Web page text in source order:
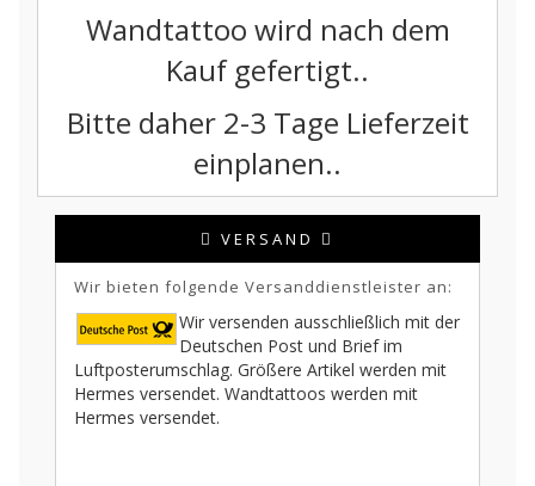
Wandtattoo wird nach dem
Kauf gefertigt..
Bitte daher 2-3 Tage Lieferzeit
einplanen..
VERSAND
Wir bieten folgende Versanddienstleister an:
Wir versenden ausschließlich mit der
Deutschen Post und Brief im
Luftposterumschlag. Größere Artikel werden mit
Hermes versendet. Wandtattoos werden mit
Hermes versendet.